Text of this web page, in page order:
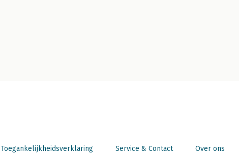
Toegankelijkheidsverklaring Service & Contact Over ons